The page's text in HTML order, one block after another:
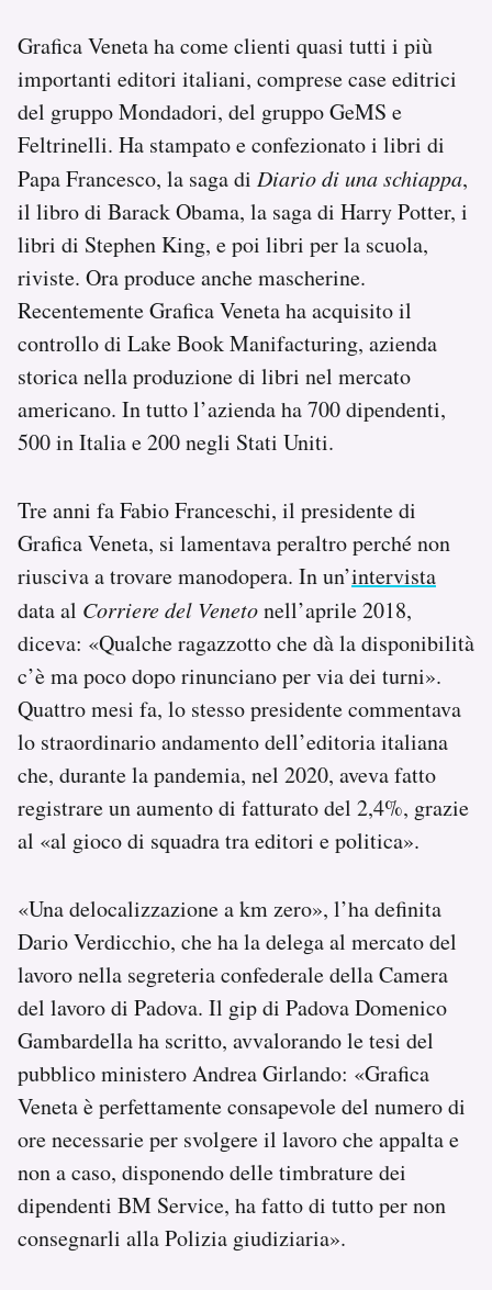
Grafica Veneta ha come clienti quasi tutti i più
importanti editori italiani, comprese case editrici
del gruppo Mondadori, del gruppo GeMS e
Feltrinelli. Ha stampato e confezionato i libri di
Papa Francesco, la saga di Diario di una schiappa,
il libro di Barack Obama, la saga di Harry Potter, i
libri di Stephen King, e poi libri per la scuola,
riviste. Ora produce anche mascherine.
Recentemente Grafica Veneta ha acquisito il
controllo di Lake Book Manifacturing, azienda
storica nella produzione di libri nel mercato
americano. In tutto l’azienda ha 700 dipendenti,
500 in Italia e 200 negli Stati Uniti.
Tre anni fa Fabio Franceschi, il presidente di
Grafica Veneta, si lamentava peraltro perché non
riusciva a trovare manodopera. In un’intervista
data al Corriere del Venetonell’aprile 2018,
diceva: «Qualche ragazzotto che dà la disponibilità
c’è ma poco dopo rinunciano per via dei turni».
Quattro mesi fa, lo stesso presidente commentava
lo straordinario andamento dell’editoria italiana
che, durante la pandemia, nel 2020, aveva fatto
registrare un aumento di fatturato del 2,4%, grazie
al «al gioco di squadra tra editori e politica».
«Una delocalizzazione a km zero», l’ha definita
Dario Verdicchio, che ha la delega al mercato del
lavoro nella segreteria confederale della Camera
del lavoro di Padova. Il gip di Padova Domenico
Gambardella ha scritto, avvalorando le tesi del
pubblico ministero Andrea Girlando: «Grafica
Veneta è perfettamente consapevole del numero di
ore necessarie per svolgere il lavoro che appalta e
non a caso, disponendo delle timbrature dei
dipendenti BM Service, ha fatto di tutto per non
consegnarli alla Polizia giudiziaria».